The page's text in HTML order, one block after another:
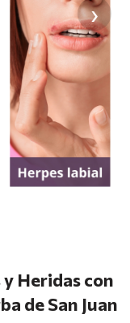
›
Heridas con
de San Juan